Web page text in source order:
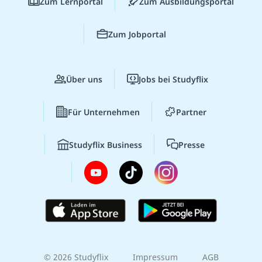
Zum Jobportal
Über uns Jobs bei Studyflix
Für Unternehmen Partner
Studyflix Business Presse
© 2026 Studyflix Impressum AGB